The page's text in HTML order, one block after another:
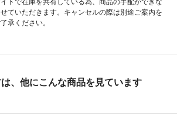
ていただきます。キャンセルの際は別途ご案内を
承ください。
、他にこんな商品を見ています